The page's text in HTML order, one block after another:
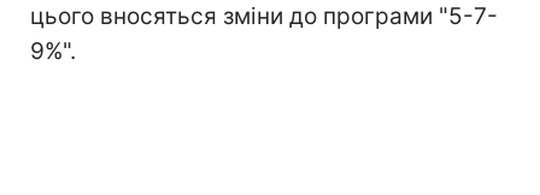
цього вносяться зміни до програми "5-7-
9%".